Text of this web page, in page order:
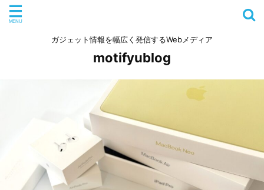
ガジェット情報を幅広く発信するWebメディア
motifyublog